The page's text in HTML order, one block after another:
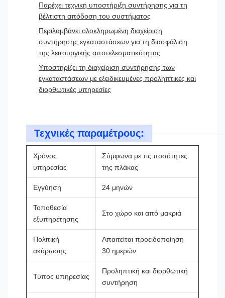
Παρέχει τεχνική υποστήριξη συντήρησης για τη
βέλτιστη απόδοση του συστήματος
Περιλαμβάνει ολοκληρωμένη διαχείριση
συντήρησης εγκαταστάσεων για τη διασφάλιση
της λειτουργικής αποτελεσματικότητας
Υποστηρίζει τη διαχείριση συντήρησης των
εγκαταστάσεων με εξειδικευμένες προληπτικές και
διορθωτικές υπηρεσίες
Τεχνικές παραμέτρους:
Χρόνος
υπηρεσίας
Σύμφωνα με τις ποσότητες
της πλάκας
Εγγύηση 24 μηνών
Τοποθεσία
εξυπηρέτησης
Στο χώρο και από μακριά
Πολιτική
ακύρωσης
Απαιτείται προειδοποίηση
30 ημερών
Τύπος υπηρεσίας
Προληπτική και διορθωτική
συντήρηση